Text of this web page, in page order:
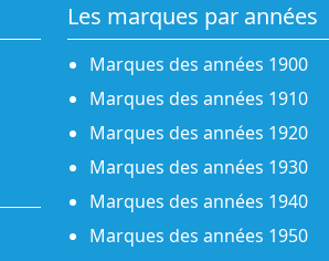
Les marques par années
Marques des années 1900
Marques des années 1910
Marques des années 1920
Marques des années 1930
Marques des années 1940
Marques des années 1950